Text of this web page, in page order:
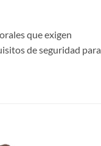
que exigen
de seguridad para